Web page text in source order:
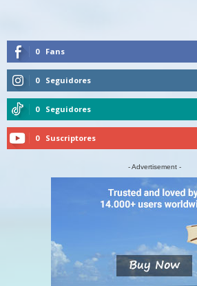
0 Fans
0 Seguidores
0 Seguidores
0 Suscriptores
- Advertisement -